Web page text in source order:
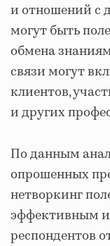
и отношений с
могут быть
обмена
связи могут
клиентов,
и других
По данным
опрошенных
нетворкинг
эффективным
респондентов